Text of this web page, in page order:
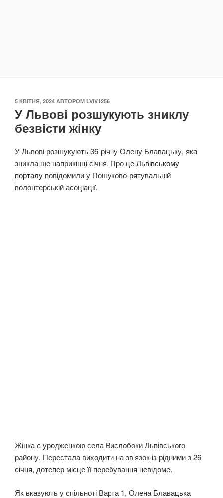
ОПУБЛІКОВАНО
5 КВІТНЯ, 2024 АВТОРОМ LVIV1256
У Львові розшукують зниклу
безвісти жінку
У Львові розшукують 36-річну Олену Блавацьку, яка
зникла ще наприкінці січня. Про цеЛьвівському
порталу повідомили у Пошуково-рятувальній
волонтерській асоціації.
Жінка є уродженкою села Вислобоки Львівського
району. Перестала виходити на зв’язок із рідними з 26
січня, дотепер місце її перебування невідоме.
Як вказують у спільноті Варта 1, Олена Блавацька